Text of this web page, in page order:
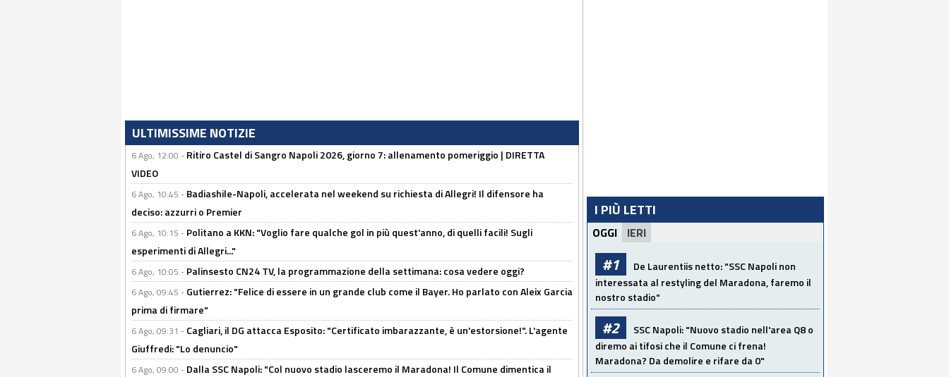
ULTIMISSIME NOTIZIE
6 Ago, 12:00 - Ritiro Castel di Sangro Napoli 2026, giorno 7: allenamento pomeriggio | DIRETTA
VIDEO
6 Ago, 10:45 - Badiashile-Napoli, accelerata nel weekend su richiesta di Allegri! Il difensore ha
deciso: azzurri o Premier
6 Ago, 10:15 - Politano a KKN: "Voglio fare qualche gol in più quest'anno, di quelli facili! Sugli
esperimenti di Allegri..."
6 Ago, 10:05 - Palinsesto CN24 TV, la programmazione della settimana: cosa vedere oggi?
6 Ago, 09:45 - Gutierrez: "Felice di essere in un grande club come il Bayer. Ho parlato con Aleix Garcia
prima di firmare"
6 Ago, 09:31 - Cagliari, il DG attacca Esposito: "Certificato imbarazzante, è un'estorsione!". L'agente
Giuffredi: "Lo denuncio"
6 Ago, 09:00 - Dalla SSC Napoli: "Col nuovo stadio lasceremo il Maradona! Il Comune dimentica il
I PIÙ LETTI
OGGI IERI
#1
De Laurentiis netto: "SSC Napoli non
interessata al restyling del Maradona, faremo il
nostro stadio"
#2
SSC Napoli: "Nuovo stadio nell'area Q8 o
diremo ai tifosi che il Comune ci frena!
Maradona? Da demolire e rifare da 0"